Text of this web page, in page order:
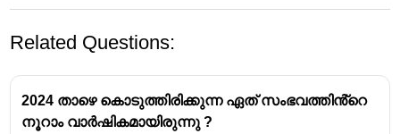
Related Questions:
2024 താഴെ കൊടുത്തിരിക്കുന്ന ഏത് സംഭവത്തിൻ്റെ
നൂറാം വാർഷികമായിരുന്നു ?